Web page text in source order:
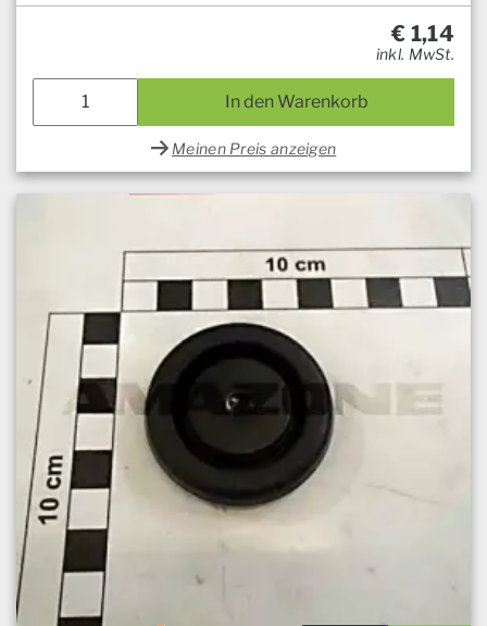
€ 1,14
inkl. MwSt.
In den Warenkorb
Meinen Preis anzeigen